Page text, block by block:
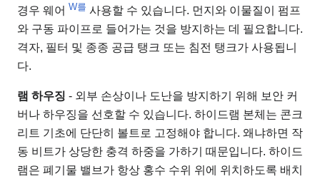
경우 웨어 W를 사용할 수 있습니다. 먼지와 이물질이 펌프
와 구동 파이프로 들어가는 것을 방지하는 데 필요합니다.
격자, 필터 및 종종 공급 탱크 또는 침전 탱크가 사용됩니
다.
램 하우징 - 외부 손상이나 도난을 방지하기 위해 보안 커
버나 하우징을 선호할 수 있습니다. 하이드램 본체는 콘크
리트 기초에 단단히 볼트로 고정해야 합니다. 왜냐하면 작
동 비트가 상당한 충격 하중을 가하기 때문입니다. 하이드
램은 폐기물 밸브가 항상 홍수 수위 위에 위치하도록 배치